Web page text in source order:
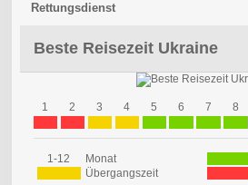
Rettungsdienst
Beste Reisezeit Ukraine
1 2 3 4 5 6 7 8
1-12 Monat
Übergangszeit